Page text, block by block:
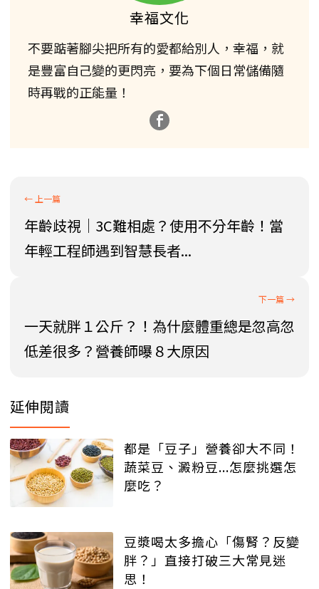
幸福文化
不要踮著腳尖把所有的愛都給別人，幸福，就
是豐富自己變的更閃亮，要為下個日常儲備隨
時再戰的正能量！
年齡歧視│3C難相處？使用不分年齡！當
年輕工程師遇到智慧長者...
一天就胖１公斤？！為什麼體重總是忽高忽
低差很多？營養師曝８大原因
延伸閱讀
都是「豆子」營養卻大不同！
蔬菜豆、澱粉豆...怎麼挑選怎
麼吃？
豆漿喝太多擔心「傷腎？反變
胖？」直接打破三大常見迷
思！